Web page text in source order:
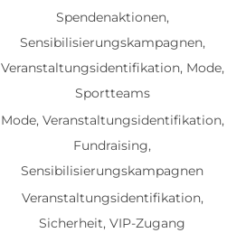
Spendenaktionen,
Sensibilisierungskampagnen,
Veranstaltungsidentifikation, Mode,
Sportteams
Mode, Veranstaltungsidentifikation,
Fundraising,
Sensibilisierungskampagnen
Veranstaltungsidentifikation,
Sicherheit, VIP-Zugang